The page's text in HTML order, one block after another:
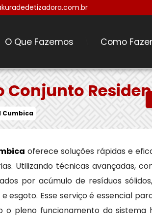
O Que Fazemos Como
Conjunto
Cumbica
oferece soluções rápidas e
Utilizando técnicas avançadas,
por acúmulo de resíduos
esgoto. Esse serviço é essencial
pleno funcionamento do sistema